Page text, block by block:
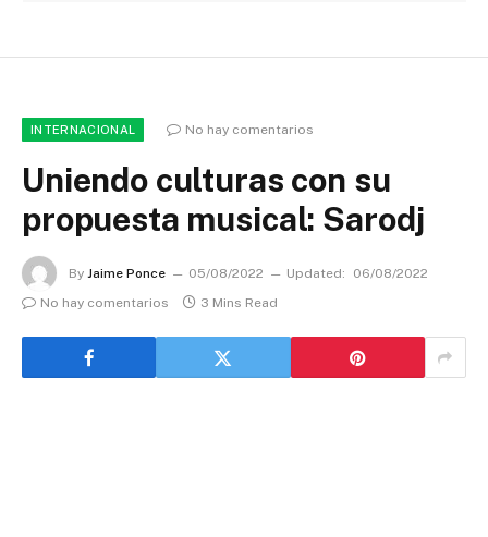
INTERNACIONAL No hay comentarios
Uniendo culturas con su
propuesta musical: Sarodj
By Jaime Ponce 05/08/2022 Updated:
06/08/2022
No hay comentarios
3 Mins Read